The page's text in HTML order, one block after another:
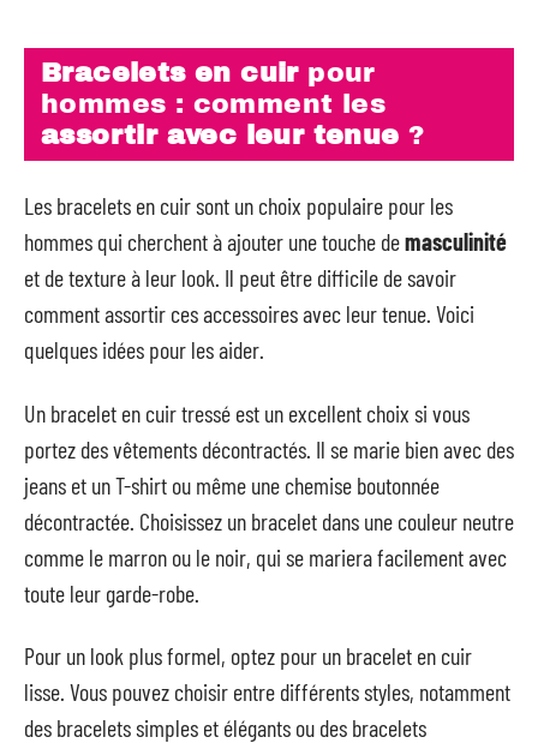
Bracelets en cuirpour
hommes : comment les
assortir avec leur tenue ?
Les bracelets en cuir sont un choix populaire pour les
hommes qui cherchent à ajouter une touche demasculinité
et de texture à leur look. Il peut être difficile de savoir
comment assortir ces accessoires avec leur tenue. Voici
quelques idées pour les aider.
Un bracelet en cuir tressé est un excellent choix si vous
portez des vêtements décontractés. Il se marie bien avec des
jeans et un T-shirt ou même une chemise boutonnée
décontractée. Choisissez un bracelet dans une couleur neutre
comme le marron ou le noir, qui se mariera facilement avec
toute leur garde-robe.
Pour un look plus formel, optez pour un bracelet en cuir
lisse. Vous pouvez choisir entre différents styles, notamment
des bracelets simples et élégants ou des bracelets